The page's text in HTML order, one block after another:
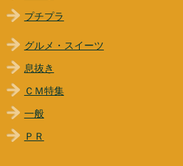
プチプラ
グルメ・スイーツ
息抜き
ＣＭ特集
一般
ＰＲ